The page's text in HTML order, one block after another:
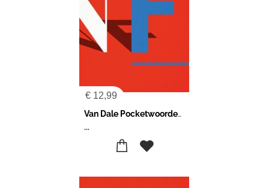
€ 12,99
Van Dale Pocketwoordenboek Nederlands-Frans
...